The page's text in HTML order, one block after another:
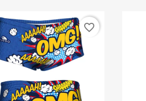
favorite_border